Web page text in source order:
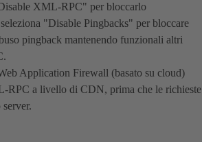
XML-RPC" per bloccarlo
"Disable Pingbacks" per bloccare
pingback mantenendo funzionali altri
Application Firewall (basato su cloud)
RPC a livello di CDN, prima che le richieste